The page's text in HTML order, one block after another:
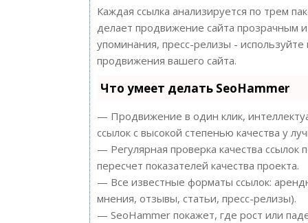
Каждая ссылка анализируется по трем
делает продвижение сайта прозрачным
упоминания, пресс-релизы -
продвижения вашего сайта.
Что умеет делать SeoHammer
— Продвижение в один клик,
ссылок с высокой степенью качества у
— Регулярная проверка качества
пересчет показателей качества проекта.
— Все известные форматы ссылок:
мнения, отзывы, статьи, пресс-релизы).
— SeoHammer покажет, где рост или